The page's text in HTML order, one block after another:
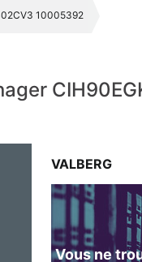
10005392
VALBERG
Vous ne